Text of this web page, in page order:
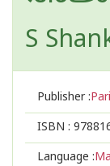
S
Publisher :
ISBN :
Language :